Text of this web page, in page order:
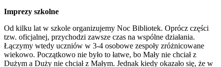
Imprezy szkolne
Od kilku lat w szkole organizujemy Noc Bibliotek. Oprócz części
tzw. oficjalnej, przychodzi zawsze czas na wspólne działania.
Łączymy wtedy uczniów w 3-4 osobowe zespoły zróżnicowane
wiekowo. Początkowo nie było to łatwe, bo Mały nie chciał z
Dużym a Duży nie chciał z Małym. Jednak kiedy okazało się, że w